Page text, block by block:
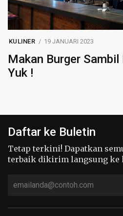
KULINER 19 JANUARI 2023
Makan Burger
Yuk !
Daftar ke Buletin
Tetap terkini! Dapatkan
terbaik dikirim langsung ke